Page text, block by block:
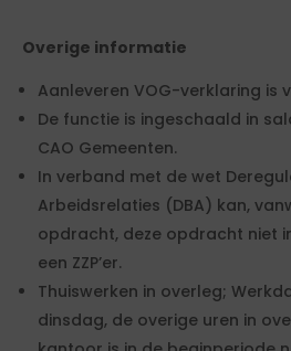
Overige informatie
Aanleveren VOG-verklaring is
De functie is ingeschaald in
CAO Gemeenten.
In verband met de wet
Arbeidsrelaties (DBA) kan,
opdracht, deze opdracht niet
een ZZP’er.
Thuiswerken in overleg;
dinsdag, de overige uren in